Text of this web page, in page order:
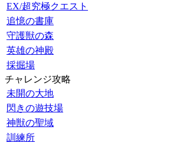
EX/超究極クエスト
追憶の書庫
守護獣の森
英雄の神殿
採掘場
チャレンジ攻略
未開の大地
閃きの遊技場
神獣の聖域
訓練所